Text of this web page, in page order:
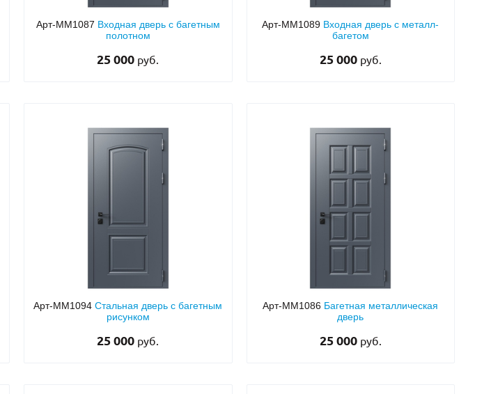
Арт-ММ1087 Входная дверь с багетным
полотном
25 000 руб.
Арт-ММ1089 Входная дверь с металл-
багетом
25 000 руб.
Арт-ММ1094Стальная дверь с багетным
рисунком
25 000 руб.
Арт-ММ1086 Багетная металлическая
дверь
25 000 руб.